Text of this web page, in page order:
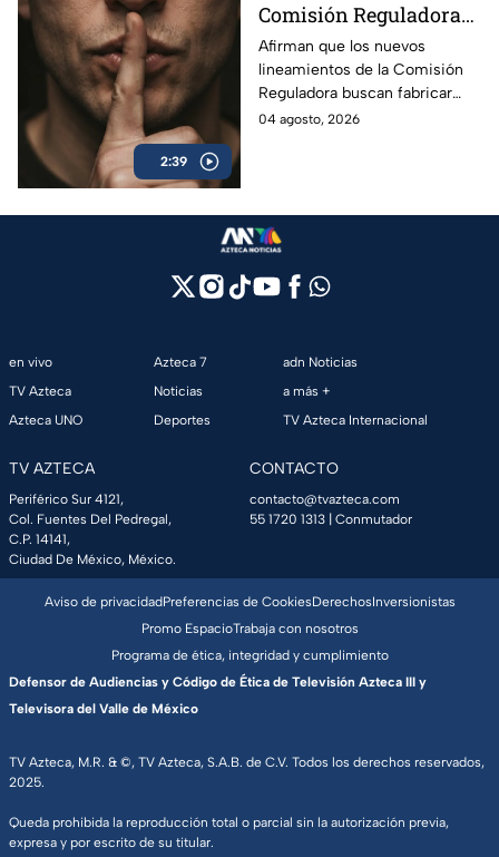
2:39
Comisión Reguladora
buscan silenciar a TV
Azteca
Afirman que los nuevos
lineamientos de la Comisión
Reguladora buscan fabricar
autocensura y controlar los
04 agosto, 2026
en vivo
TV Azteca
Azteca UNO
Azteca 7
Noticias
Deportes
adn Noticias
a más +
TV Azteca Internacional
TV AZTECA
Periférico Sur 4121,
Col. Fuentes Del Pedregal,
C.P. 14141,
Ciudad De México, México.
CONTACTO
contacto@tvazteca.com
55 1720 1313 | Conmutador
TV Azteca, M.R. & ©, TV Azteca, S.A.B. de C.V. Todos los derechos reservados,
2025.
Queda prohibida la reproducción total o parcial sin la autorización previa,
expresa y por escrito de su titular.
Aviso de privacidadPreferencias de CookiesDerechosInversionistas
Promo EspacioTrabaja con nosotros
Programa de ética, integridad y cumplimiento
Defensor de Audiencias y Código de Ética de Televisión Azteca III y
Televisora del Valle de México